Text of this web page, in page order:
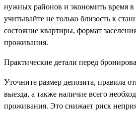
нужных районов и экономить время
учитывайте не только близость к
состояние квартиры, формат
проживания.
Практические детали перед
Уточните размер депозита, правила
выезда, а также наличие всего
проживания. Это снижает риск